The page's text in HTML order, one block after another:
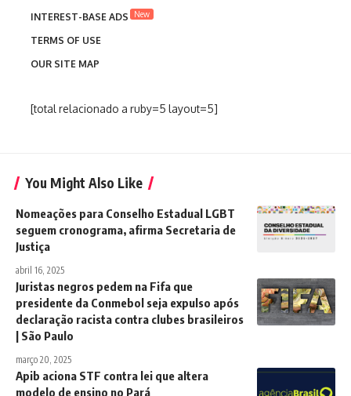
INTEREST-BASE ADS
New
TERMS OF USE
OUR SITE MAP
[total relacionado a ruby=5 layout=5]
You Might Also Like
Nomeações para Conselho Estadual LGBT
seguem cronograma, afirma Secretaria de
Justiça
abril 16, 2025
Juristas negros pedem na Fifa que
presidente da Conmebol seja expulso após
declaração racista contra clubes brasileiros
| São Paulo
março 20, 2025
Apib aciona STF contra lei que altera
modelo de ensino no Pará